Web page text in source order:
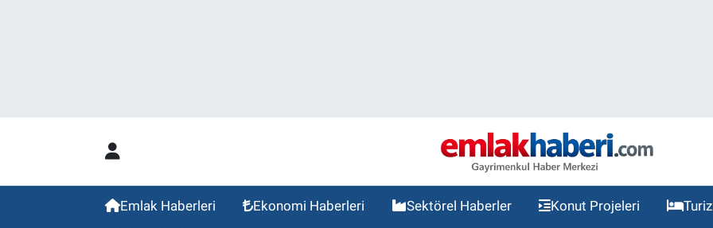
Emlak Haberleri Ekonomi Haberleri Sektörel Haberler Konut Projeleri